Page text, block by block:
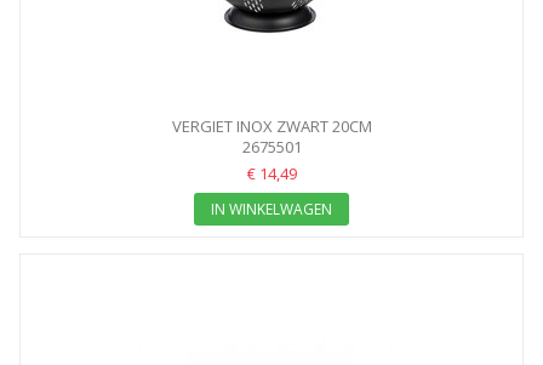
VERGIET INOX ZWART 20CM
2675501
€ 14,49
IN WINKELWAGEN